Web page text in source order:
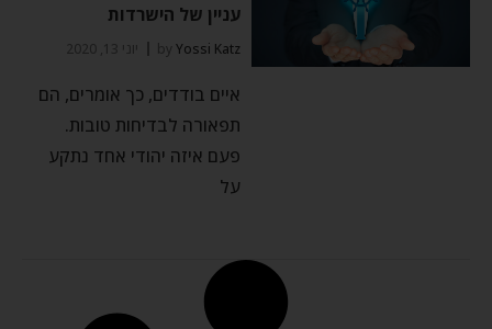
עניין של הישרדות
byYossi Katz יוני 13, 2020
איים בודדים, כך אומרים, הם
תפאורה לבדיחות טובות.
פעם איזה יהודי אחד נתקע
על